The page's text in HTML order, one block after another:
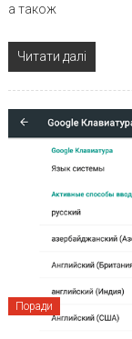
а також
Читати далі
Поради